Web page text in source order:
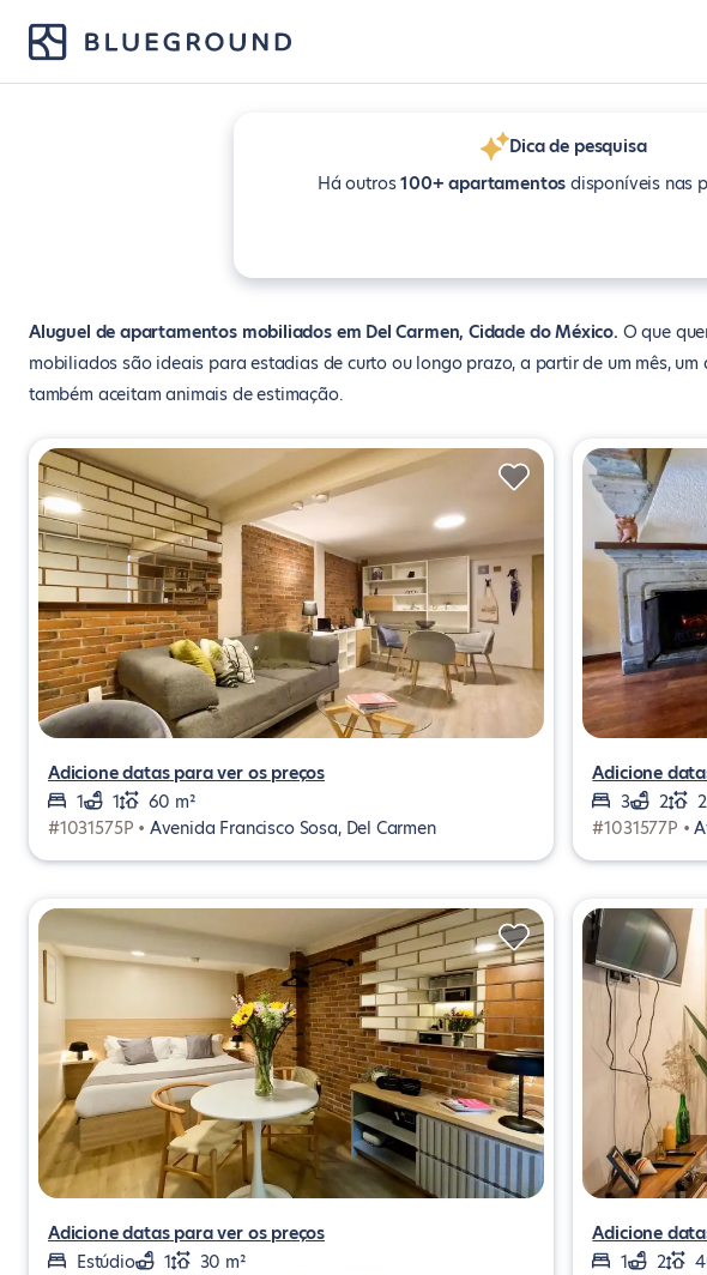
Dica de pesquisa
Há outros100+ apartamentos disponíveis nas
Aluguel de apartamentos mobiliados em Del Carmen, Cidade do México O que
mobiliados são ideais para estadias de curto ou longo prazo, a partir de um mês,
também aceitam animais de estimação.
Adicione datas para ver os preços
1
1
60 m²
#1031575P • Avenida Francisco Sosa, Del Carmen
Adicione
3
2
#1031577P •
Adicione datas para ver os preços
Estúdio
1
30 m²
Adicione
1
2